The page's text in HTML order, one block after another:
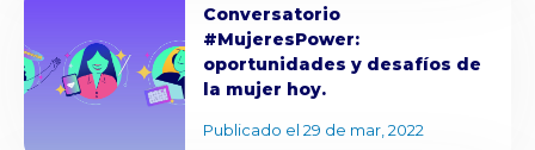
Publicado el 29 de mar, 2022
Conversatorio
#MujeresPower:
oportunidades y desafíos de
la mujer hoy.